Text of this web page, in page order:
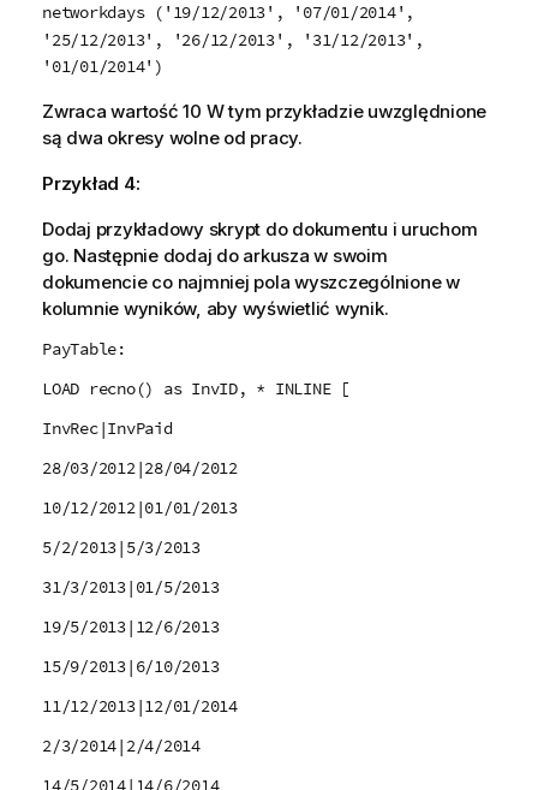
networkdays ('19/12/2013', '07/01/2014',
'25/12/2013', '26/12/2013', '31/12/2013',
'01/01/2014')
Zwraca wartość 10 W tym przykładzie uwzględnione
są dwa okresy wolne od pracy.
Przykład 4:
Dodaj przykładowy skrypt do dokumentu i uruchom
go. Następnie dodaj do arkusza w swoim
dokumencie co najmniej pola wyszczególnione w
kolumnie wyników, aby wyświetlić wynik.
PayTable:
LOAD recno() as InvID, * INLINE [
InvRec|InvPaid
28/03/2012|28/04/2012
10/12/2012|01/01/2013
5/2/2013|5/3/2013
31/3/2013|01/5/2013
19/5/2013|12/6/2013
15/9/2013|6/10/2013
11/12/2013|12/01/2014
2/3/2014|2/4/2014
14/5/2014|14/6/2014